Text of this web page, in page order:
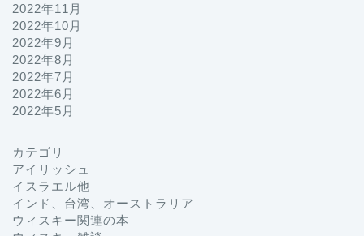
2022年11月
2022年10月
2022年9月
2022年8月
2022年7月
2022年6月
2022年5月
カテゴリ
アイリッシュ
イスラエル他
インド、台湾、オーストラリア
ウィスキー関連の本